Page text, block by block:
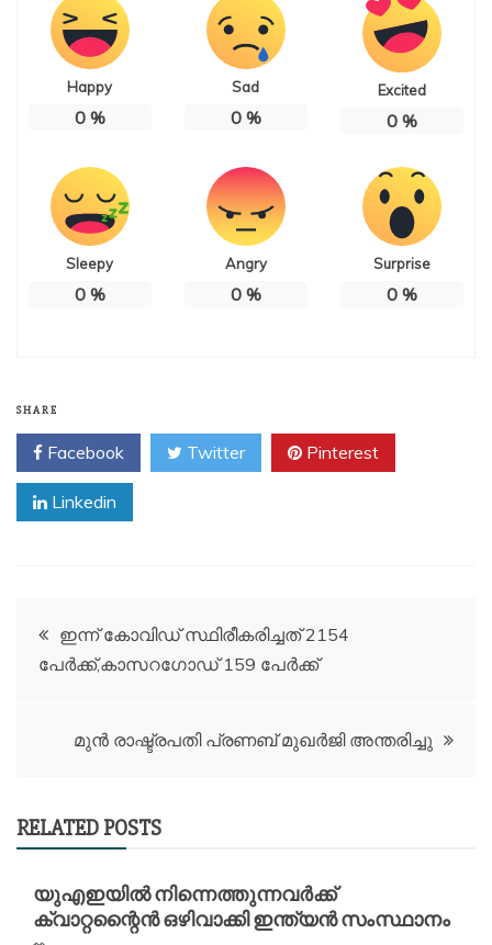
Happy
0%
Sad
0%
Excited
0%
Sleepy
0%
Angry
0%
Surprise
0%
SHARE
Facebook Twitter Pinterest
Linkedin
Post
navigation
ഇന്ന് കോവിഡ് സ്ഥിരീകരിച്ചത് 2154
പേർക്ക്,കാസറഗോഡ് 159 പേർക്ക്
മുൻ രാഷ്ട്രപതി പ്രണബ് മുഖർജി അന്തരിച്ചു
RELATED POSTS
യുഎഇയിൽ നിന്നെത്തുന്നവർക്ക്
ക്വാറ്റന്റൈൻ ഒഴിവാക്കി ഇന്ത്യൻ സംസ്ഥാനം